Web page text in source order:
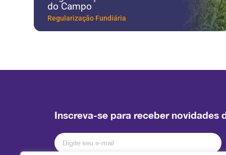
CDHU Morar Paulista
Trabalho Técnico Social
Inscreva-se para receber novidades